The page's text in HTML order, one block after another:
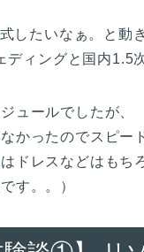
したいなぁ。と動
ィングと国内1.5
ュールでしたが、
かったのでスピー
はドレスなどはも
す。。）